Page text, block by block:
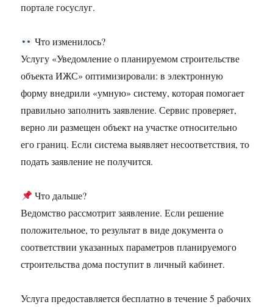
портале госуслуг.
Что изменилось?
Услугу «Уведомление о планируемом строительстве
объекта ИЖС» оптимизировали: в электронную
форму внедрили «умную» систему, которая помогает
правильно заполнить заявление. Сервис проверяет,
верно ли размещен объект на участке относительно
его границ. Если система выявляет несоответствия, то
подать заявление не получится.
Что дальше?
Ведомство рассмотрит заявление. Если решение
положительное, то результат в виде документа о
соответствии указанных параметров планируемого
строительства дома поступит в личный кабинет.
Услуга предоставляется бесплатно в течение 5 рабочих